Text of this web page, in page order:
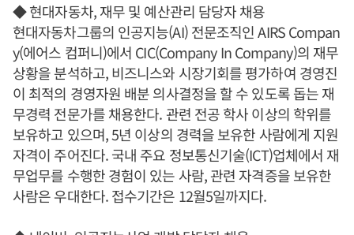
◆ 현대자동차, 재무 및 예산관리 담당자 채용
현대자동차그룹의 인공지능(AI) 전문조직인 AIRS Compan
y(에어스 컴퍼니)에서 CIC(Company In Company)의 재무
상황을 분석하고, 비즈니스와 시장기회를 평가하여 경영진
이 최적의 경영자원 배분 의사결정을 할 수 있도록 돕는 재
무경력 전문가를 채용한다. 관련 전공 학사 이상의 학위를
보유하고 있으며, 5년 이상의 경력을 보유한 사람에게 지원
자격이 주어진다. 국내 주요 정보통신기술(ICT)업체에서 재
무업무를 수행한 경험이 있는 사람, 관련 자격증을 보유한
사람은 우대한다. 접수기간은 12월5일까지다.